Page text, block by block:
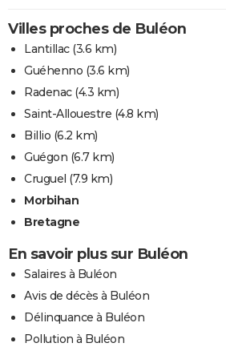
Villes proches de Buléon
Lantillac(3.6 km)
Guéhenno (3.6 km)
Radenac(4.3 km)
Saint-Allouestre (4.8 km)
Billio (6.2 km)
Guégon (6.7 km)
Cruguel (7.9 km)
Morbihan
Bretagne
En savoir plus sur Buléon
Salaires à Buléon
Avis de décès à Buléon
Délinquance à Buléon
Pollution à Buléon